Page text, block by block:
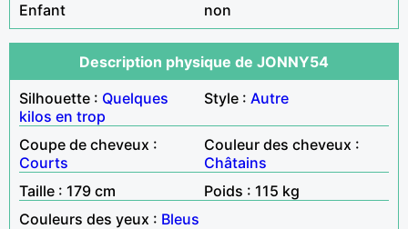
Enfant
non
Description physique de JONNY54
Silhouette : Quelques
kilos en trop
Style : Autre
Coupe de cheveux :
Courts
Couleur des cheveux :
Châtains
Taille : 179 cm
Poids : 115 kg
Couleurs des yeux : Bleus